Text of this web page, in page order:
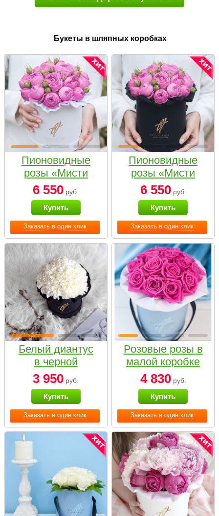
Букеты в шляпных коробках
Заказать в один клик
Пионовидные
розы «Мисти
бабблс» в белой
коробке Small
6 550 руб.
Купить
Заказать в один клик
Пионовидные
розы «Мисти
бабблс» в
черной коробке
Small
6 550руб.
Купить
Заказать в один клик
Белый диантус
в черной
коробке Small
3 950 руб.
Купить
Заказать в один клик
Розовые розы в
малой коробке
4 830руб.
Купить